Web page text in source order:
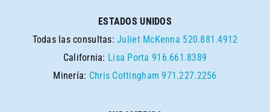
ESTADOS UNIDOS
Todas las consultas:Juliet McKenna 520.881.4912
California: Lisa Porta 916.661.8389
Minería: Chris Cottingham 971.227.2256